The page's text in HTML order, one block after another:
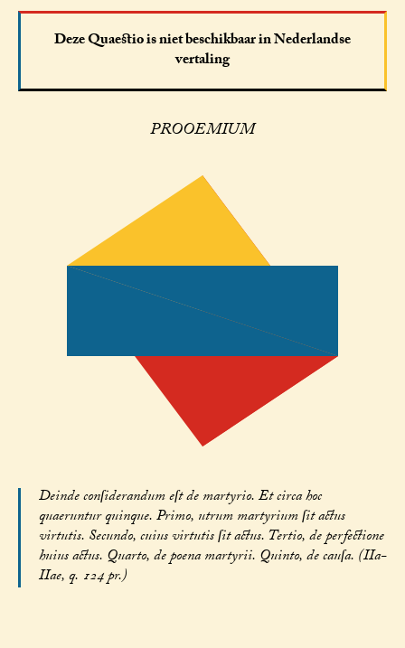
Deze Quaestio is niet beschikbaar in Nederlandse
vertaling
PROOEMIUM
Deinde conſiderandum eſt de martyrio. Et circa hoc
quaeruntur quinque. Primo, utrum martyrium ſit actus
virtutis. Secundo, cuius virtutis ſit actus. Tertio, de perfectione
huius actus. Quarto, de poena martyrii. Quinto, de cauſa. (IIa-
IIae, q. 124 pr.)